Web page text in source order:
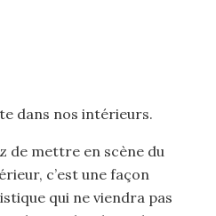
dans nos intérieurs.
de mettre en scène du
c’est une façon
qui ne viendra pas